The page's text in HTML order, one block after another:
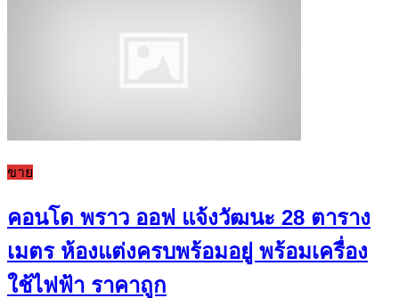
ขาย
คอนโด พราว ออฟ แจ้งวัฒนะ 28 ตาราง
เมตร ห้องแต่งครบพร้อมอยู่ พร้อมเครื่อง
ใช้ไฟฟ้า ราคาถูก